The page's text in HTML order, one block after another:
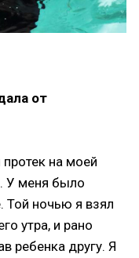
от
на моей
У меня было
Той ночью я взял
утра, и рано
ребенка другу. Я